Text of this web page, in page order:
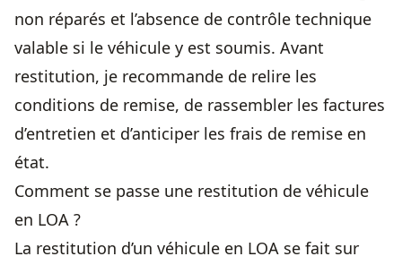
non réparés et l’absence de contrôle technique
valable si le véhicule y est soumis. Avant
restitution, je recommande de relire les
conditions de remise, de rassembler les factures
d’entretien et d’anticiper les frais de remise en
état.
Comment se passe une restitution de véhicule
en LOA ?
La restitution d’un véhicule en LOA se fait sur